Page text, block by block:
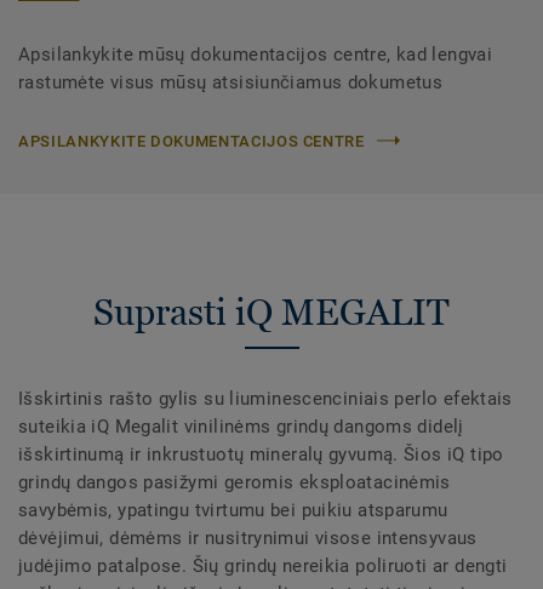
Apsilankykite mūsų dokumentacijos centre, kad lengvai
rastumėte visus mūsų atsisiunčiamus dokumetus
APSILANKYKITE DOKUMENTACIJOS CENTRE
Suprasti iQ MEGALIT
Išskirtinis rašto gylis su liuminescenciniais perlo efektais
suteikia iQ Megalit vinilinėms grindų dangoms didelį
išskirtinumą ir inkrustuotų mineralų gyvumą. Šios iQ tipo
grindų dangos pasižymi geromis eksploatacinėmis
savybėmis, ypatingu tvirtumu bei puikiu atsparumu
dėvėjimui, dėmėms ir nusitrynimui visose intensyvaus
judėjimo patalpose. Šių grindų nereikia poliruoti ar dengti